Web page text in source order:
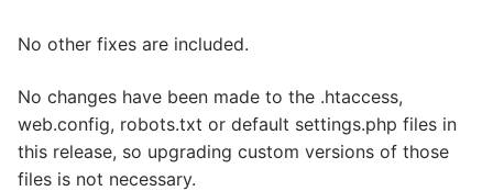
No other fixes are included.
No changes have been made to the .htaccess,
web.config, robots.txt or default settings.php files in
this release, so upgrading custom versions of those
files is not necessary.